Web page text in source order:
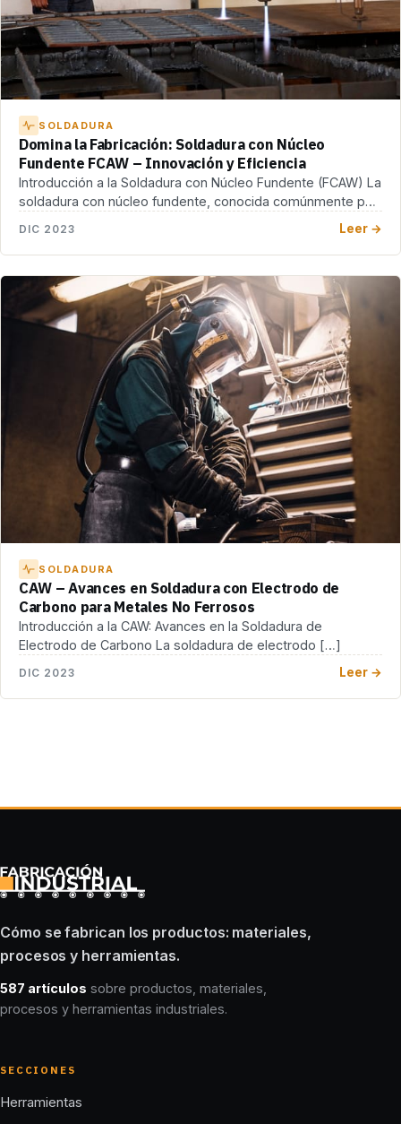
SOLDADURA
Domina la Fabricación: Soldadura con Núcleo
Fundente FCAW – Innovación y Eficiencia
Introducción a la Soldadura con Núcleo Fundente (FCAW) La
soldadura con núcleo fundente, conocida comúnmente por
DIC 2023 Leer →
SOLDADURA
CAW – Avances en Soldadura con Electrodo de
Carbono para Metales No Ferrosos
Introducción a la CAW: Avances en la Soldadura de
Electrodo de Carbono La soldadura de electrodo […]
DIC 2023 Leer →
Cómo se fabrican los productos: materiales,
procesos y herramientas.
587 artículos sobre productos, materiales,
procesos y herramientas industriales.
SECCIONES
Herramientas